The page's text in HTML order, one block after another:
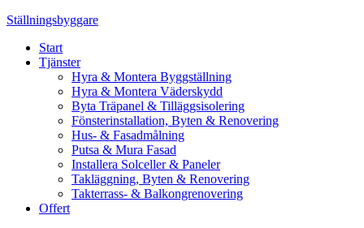
Skip
content
Ställningsbyggare
Start
Tjänster
Hyra & Montera Byggställning
Hyra & Montera Väderskydd
Byta Träpanel & Tilläggsisolering
Fönsterinstallation, Byten & Renovering
Hus- & Fasadmålning
Putsa & Mura Fasad
Installera Solceller & Paneler
Takläggning, Byten & Renovering
Takterrass- & Balkongrenovering
Offert